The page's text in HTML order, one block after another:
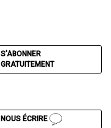
S'ABONNER
GRATUITEMENT
NOUS ÉCRIRE